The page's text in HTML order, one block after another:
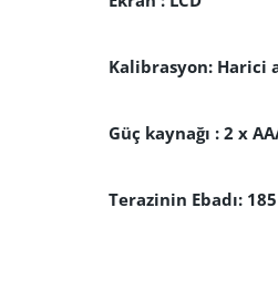
Kalibrasyon: Harici
Güç kaynağı : 2 x
Terazinin Ebadı: